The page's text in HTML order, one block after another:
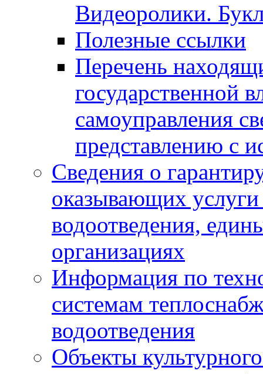
Видеоролики.
Полезные ссылки
Перечень
государственной
самоуправления
представлению с
Сведения о
оказывающих
водоотведения,
организациях
Информация по
системам
водоотведения
Объекты